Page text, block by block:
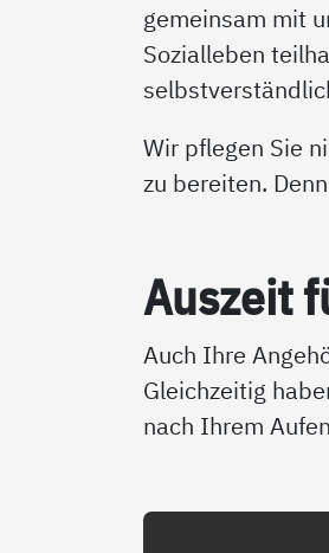
gemeinsam mit
Sozialleben
Wir pflegen Sie
zu bereiten.
Aus­zeit
Auch Ihre
Gleichzeitig
nach Ihrem